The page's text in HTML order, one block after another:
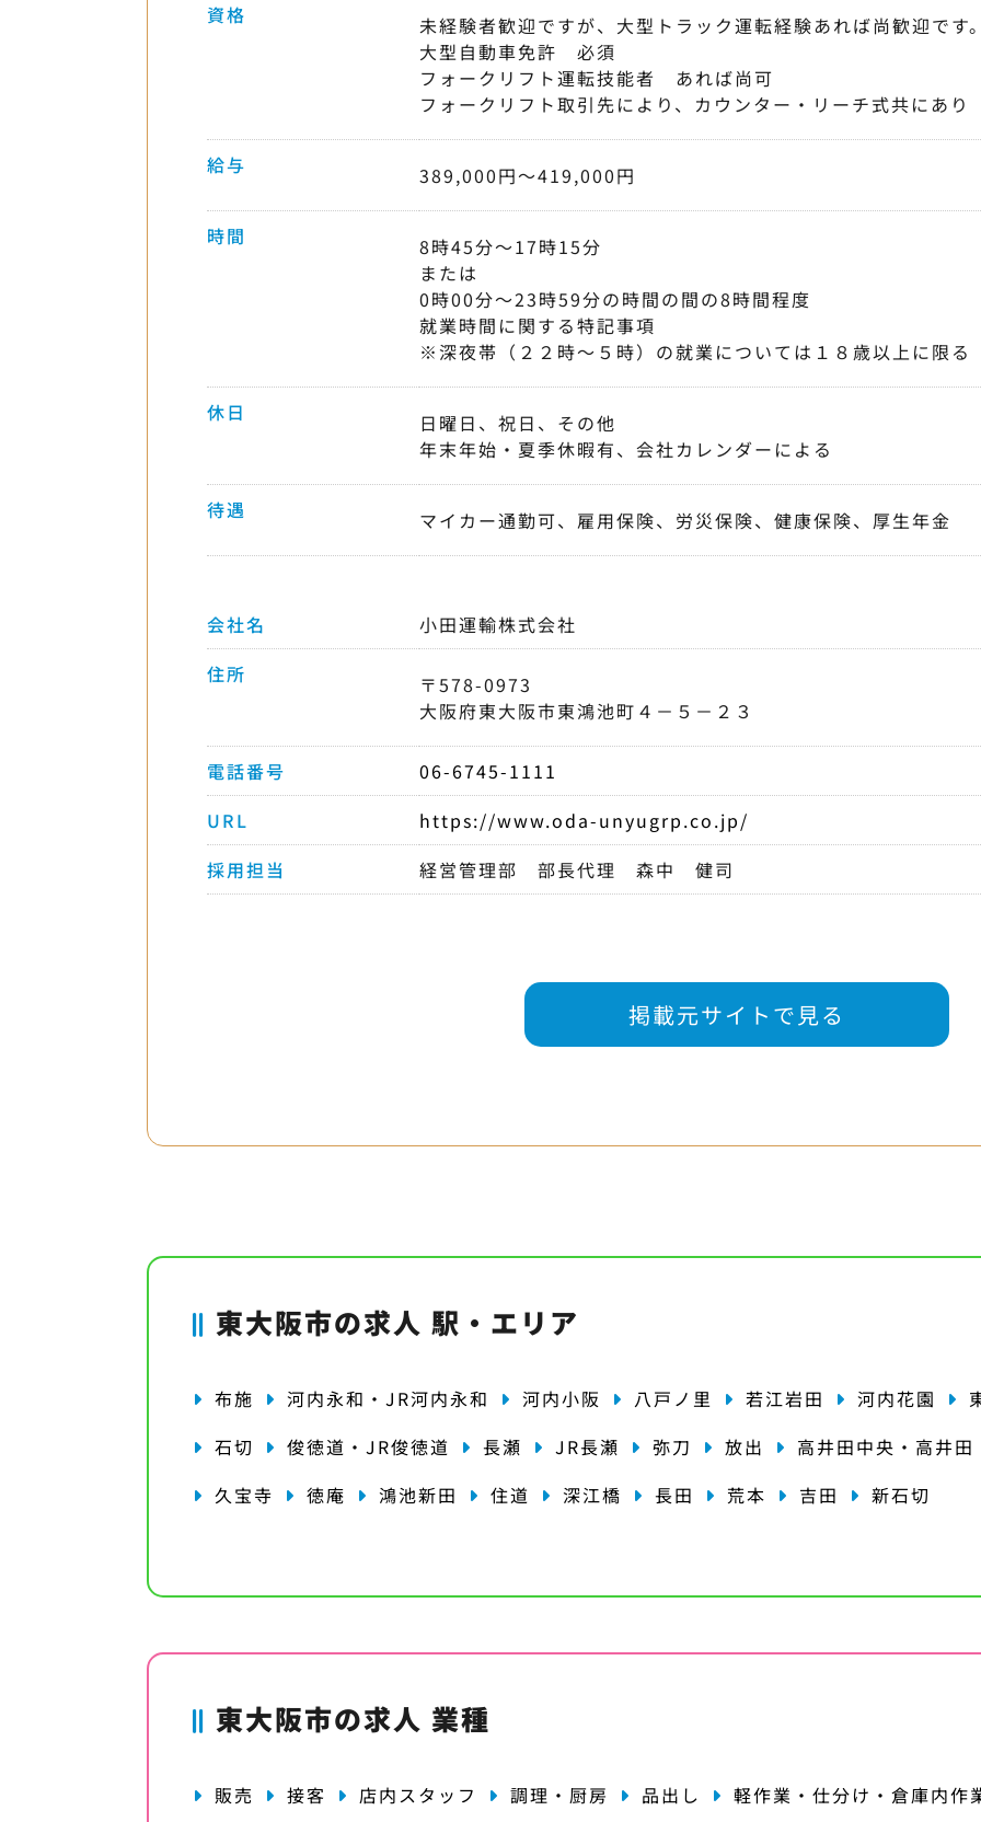
資格
未経験者歓迎ですが、大型トラック運転経験あれば尚歓迎です
大型自動車免許 必須
フォークリフト運転技能者 あれば尚可
フォークリフト取引先により、カウンター・リーチ式共にあり
給与 389,000円〜419,000円
時間
8時45分〜17時15分
または
0時00分〜23時59分の時間の間の8時間程度
就業時間に関する特記事項
※深夜帯（２２時～５時）の就業については１８歳以上に限る
休日
日曜日、祝日、その他
年末年始・夏季休暇有、会社カレンダーによる
待遇 マイカー通勤可、雇用保険、労災保険、健康保険、厚生年金
会社名
小田運輸株式会社
住所
〒578-0973
大阪府東大阪市東鴻池町４－５－２３
電話番号
06-6745-1111
URL
https://www.oda-unyugrp.co.jp/
採用担当
経営管理部 部長代理 森中 健司
掲載元サイトで見る
東大阪市の求人 駅・エリア
布施 河内永和・JR河内永和 河内小阪 八戸ノ里 若江岩田 河内花園
石切
俊徳道・JR俊徳道 長瀬 JR長瀬 弥刀 放出 高井田中央・高井田
久宝寺
徳庵 鴻池新田 住道 深江橋 長田 荒本 吉田 新石切
東大阪市の求人 業種
販売 接客 店内スタッフ 調理・厨房 品出し 軽作業・仕分け・倉庫内作